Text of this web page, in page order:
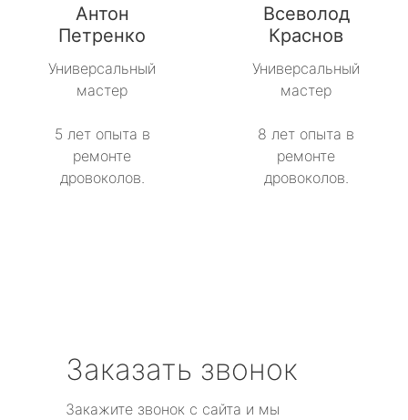
Антон
Петренко
Универсальный
мастер
5 лет опыта в
ремонте
дровоколов.
Всеволод
Краснов
Универсальный
мастер
8 лет опыта в
ремонте
дровоколов.
Заказать звонок
Закажите звонок с сайта и мы